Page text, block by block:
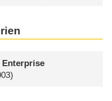
Enterprise